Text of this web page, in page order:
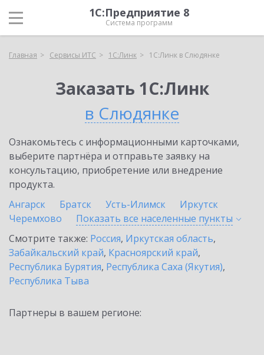
1С:Предприятие 8
Система программ
Главная Сервисы ИТС 1С:Линк 1С:Линк в Слюдянке
Заказать 1С:Линк
в Слюдянке
Ознакомьтесь с информационными карточками,
выберите партнёра и отправьте заявку на
консультацию, приобретение или внедрение
продукта.
Ангарск
Братск Усть-Илимск
Иркутск
Черемхово
Показать все населенные пункты
Смотрите также: Россия, Иркутская область,
Забайкальский край, Красноярский край,
Республика Бурятия, Республика Саха (Якутия),
Республика Тыва
Партнеры в вашем регионе: